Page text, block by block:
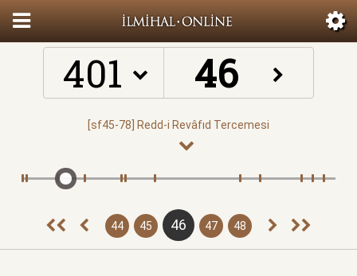
401
44 45 46 47 48